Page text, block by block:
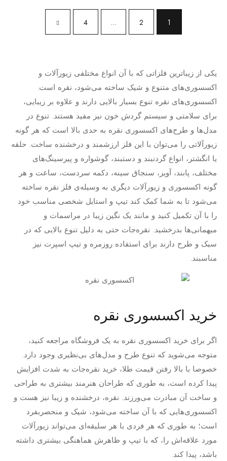
1
2
…
4
یکی از زیباترین فلزاتی که با آن انواع مختلفی زیورآلات و
اکسسوری‌های متنوع و شیک ساخته می‌شود، نقره است.
اکسسوری‌های نقره تنوع بسیار بالایی دارند و علاوه بر زیبایی،
برای سلامتی و سیستم گردش خون نیز مفید هستند. تنوع در
مدل‌ها و طرح‌های اکسسوری نقره به حدی بالا است که هر گونه
زیورآلاتی را می‌توان با این فلز ارزشمند و درخشنده ساخت. حلقه
یا انگشتر، انواع گردنبند و دستبند، گوشواره و پیرسینگ‌های
مختلف، پابند، آویز، سنجاق سینه، دکمه سردست، ساعت و هر
گونه اکسسوری و زیورآلات دیگری به وسیله‌ی فلز نقره ساخته
می‌شود تا به شما کمک ‌کند تیپ و استایل شخصی مناسب خود
را با آن تکمیل کنید و مانند یک نگین زیبا در مراسمات و
میهمانی‌ها بدرخشید. نقره‌جات حتی به دلیل تنوع بالایی که در
سبک و طرح دارند برای استفاده روزمره و تیپ اسپرت نیز
مناسبند.
خرید اکسسوری نقره
اگر برای خرید اکسسوری نقره به یک فروشگاه مراجعه کنید،
متوجه می‌شوید که تنوع طرح و مدل‌های بی‌نظیری وجود دارد.
خصوصا با بالا رفتن قیمت طلا، خرید نقره‌جات به شدت افزایش
پیدا کرده است، به طوری که طراحان هنرمند بیشتری به طراحی
و ساخت آن مبادرت می‌ورزند. نقره، درخشنده و زیبا نیز هست و
اکسسوری‌هایی که با آن ساخته می‌شود، شیک و منحصربفرد
است؛ به طوری که هر فردی با هر سلیقه‌ای می‌تواند زیورآلات
مورد علاقه‌اش را، که با تیپ و ظاهرش هماهنگی بیشتری داشته
باشد، پیدا کند.